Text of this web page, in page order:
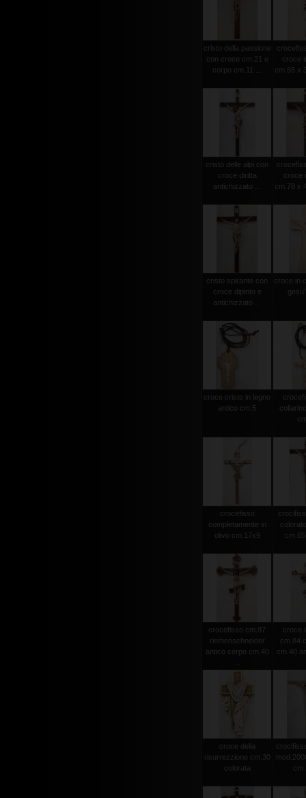
cristo della passione
con croce cm.21 e
corpo cm.11 ...
croce
cm.65 x
cristo delle alpi con
croce diritta
antichizzato ...
croce
cm.78 x
cristo spirante con
croce dipinto e
antichizzato ...
croce in
croce cristo in legno
antico cm.5
crocefisso
completamente in
olivo cm.17x9
crocefisso cm.87
riemenschneider
antico corpo cm.40
croce
cm.84
cm.40
croce della
risurrezzione cm.30
colorata